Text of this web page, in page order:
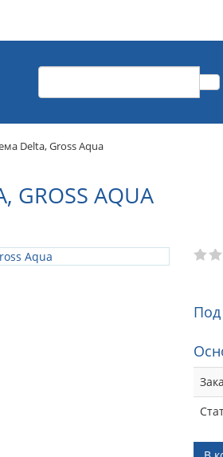
Delta, Gross Aqua
AQUA
Под